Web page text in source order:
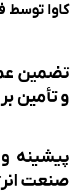
کاوا توسط
تضمین
و تأمین
پیشینه و
صنعت